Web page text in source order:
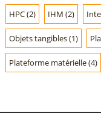
m
e
s
HPC(2) IHM (2)
Objets tangibles(1)
Plateforme matérielle(4)